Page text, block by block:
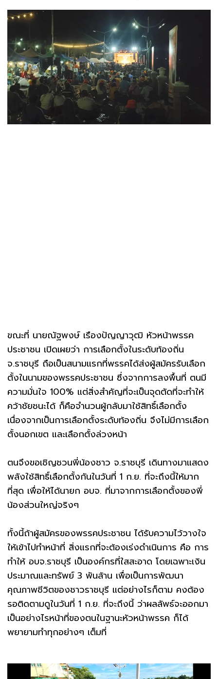
ขณะที่ นายณัฐพงษ์ เรืองปัญญาวุฒิ หัวหน้าพรรค
ประชาชน เปิดเผยว่า การเลือกตั้งในระดับท้องถิ่น
จ.ราชบุรี ถือเป็นสนามแรกที่พรรคได้ส่งผู้สมัครรับเลือก
ตั้งในนามของพรรคประชาชน ซึ่งจากการลงพื้นที่ ตนมี
ความมั่นใจ 100% แต่สิ่งสำคัญที่จะเป็นจุดตัดที่จะทำให้
คว้าชัยชนะได้ ก็คือจำนวนผู้กลับมาใช้สิทธิ์เลือกตั้ง
เนื่องจากเป็นการเลือกตั้งระดับท้องถิ่น จึงไม่มีการเลือก
ตั้งนอกเขต และเลือกตั้งล่วงหน้า
ตนจึงขอเชิญชวนพี่น้องชาว จ.ราชบุรี เดินทางมาแสดง
พลังใช้สิทธิ์เลือกตั้งกันในวันที่ 1 ก.ย. ที่จะถึงนี้ให้มาก
ที่สุด เพื่อให้ได้นายก อบจ. ที่มาจากการเลือกตั้งของพี่
น้องส่วนใหญ่จริงๆ
ทั้งนี้ถ้าผู้สมัครของพรรคประชาชน ได้รับความไว้วางใจ
ให้เข้าไปทำหน้าที่ สิ่งแรกที่จะต้องเร่งดำเนินการ คือ การ
ทำให้ อบจ.ราชบุรี เป็นองค์กรที่ใสสะอาด โดยเฉพาะเงิน
ประมาณและทรัพย์ 3 พันล้าน เพื่อเป็นการพัฒนา
คุณภาพชีวิตของชาวราชบุรี แต่อย่างไรก็ตาม คงต้อง
รอติดตามดูในวันที่ 1 ก.ย. ที่จะถึงนี้ ว่าผลลัพธ์จะออกมา
เป็นอย่างไรหน้าที่ของตนในฐานะหัวหน้าพรรค ก็ได้
พยายามทำทุกอย่างๆ เต็มที่